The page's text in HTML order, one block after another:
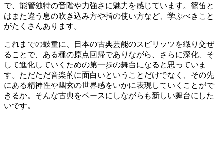
で、能管独特の音階や力強さに魅力を感じています。篠笛と
はまた違う息の吹き込み方や指の使い方など、学ぶべきこと
がたくさんあります。
これまでの鼓童に、日本の古典芸能のスピリッツを織り交ぜ
ることで、ある種の原点回帰でありながら、さらに深化、そ
して進化していくための第一歩の舞台になると思っていま
す。ただただ音楽的に面白いということだけでなく、その先
にある精神性や幽玄の世界感をいかに表現していくことがで
きるか。そんな古典をベースにしながらも新しい舞台にした
いです。